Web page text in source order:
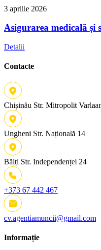
3 aprilie 2026
Asigurarea medicală și
Detalii
Contacte
Chișinău Str. Mitropolit
Ungheni Str. Națională 14
Bălți Str. Independenței 24
+373 67 442 467
cv.agentiamuncii@gmail.com
Informație